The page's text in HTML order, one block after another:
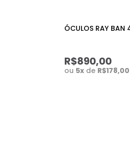
ÓCULOS RAY BAN
R$890,00
ou 5x de R$178,00